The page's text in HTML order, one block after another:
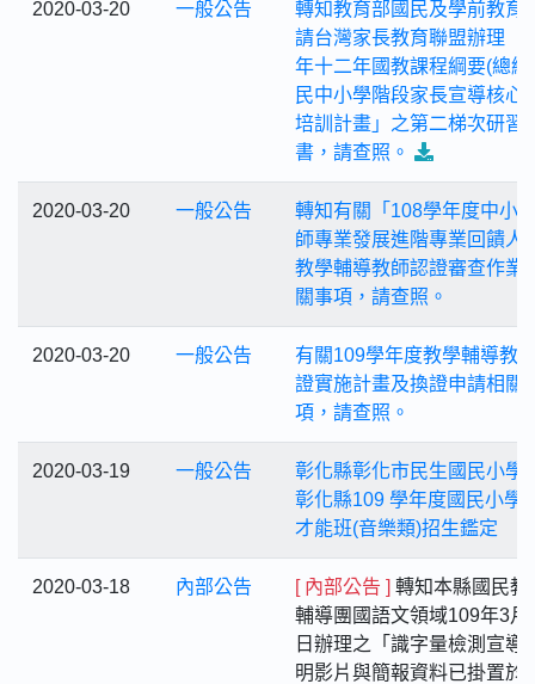
2020-03-20 一般公告
轉知教育部國民及學前教育
請台灣家長教育聯盟辦理「
年十二年國教課程綱要(總綱
民中小學階段家長宣導核心
培訓計畫」之第二梯次研習
書，請查照。
2020-03-20 一般公告
轉知有關「108學年度中小
師專業發展進階專業回饋人
教學輔導教師認證審查作業
關事項，請查照。
2020-03-20 一般公告
有關109學年度教學輔導教
證實施計畫及換證申請相關
項，請查照。
2020-03-19 一般公告
彰化縣彰化市民生國民小學
彰化縣109 學年度國民小學
才能班(音樂類)招生鑑定
2020-03-18 內部公告 [ 內部公告 ] 轉知本縣國民教
輔導團國語文領域109年3月
日辦理之「識字量檢測宣導
明影片與簡報資料已掛置於